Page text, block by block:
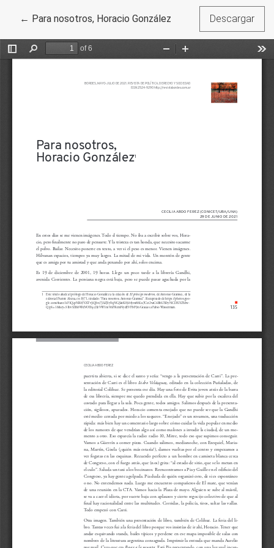
← Volver a los detalles del artículo
Para nosotros, Horacio González Descargar